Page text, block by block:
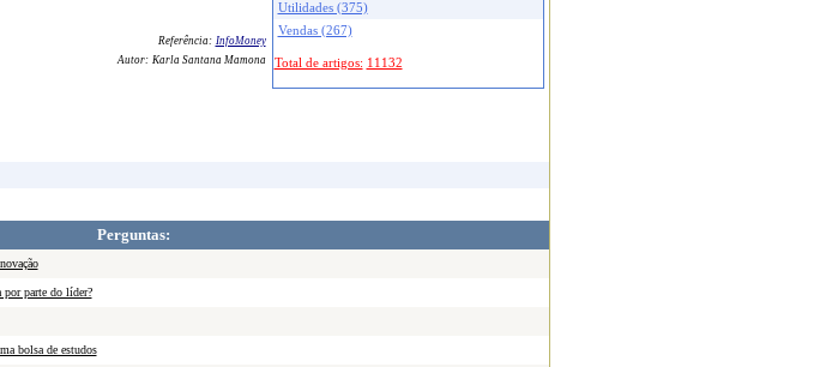
Utilidades (375)
Vendas (267)
Total de artigos: 11132
Referência: InfoMoney
Autor: Karla Santana Mamona
Perguntas:
por parte do líder?
bolsa de estudos